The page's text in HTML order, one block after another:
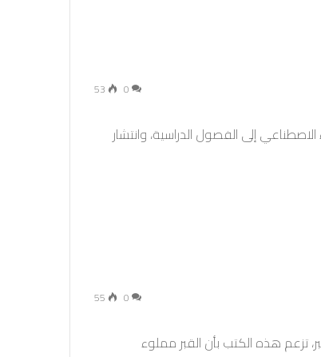
0
53
2024؟ مع دخول الذكاء الاصطناعي إلى الفصول الدراسية، وانتشار
0
55
تزعم هذه الكتب بأن القبر مملوء